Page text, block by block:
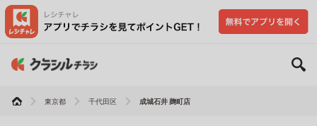
東京都 千代田区 成城石井 麹町店